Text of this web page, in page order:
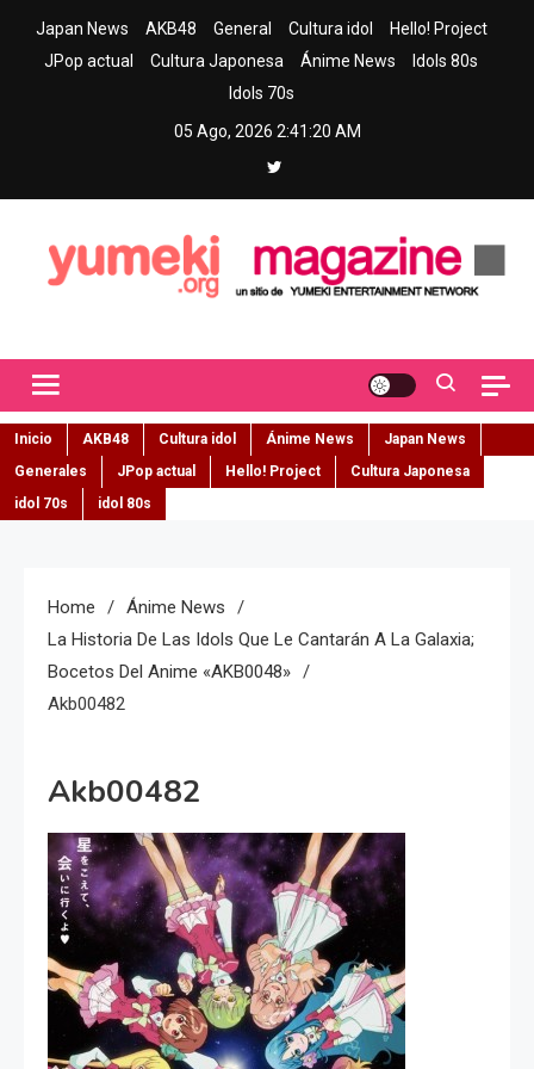
Japan News AKB48 General Cultura idol
Hello! Project
JPop actual
Cultura Japonesa Ánime News
Idols 80s
Idols 70s
05 Ago, 2026 2:41:21 AM
Inicio AKB48 Cultura idol Ánime News
Japan News
Generales
JPop actual Hello! Project
Cultura Japonesa
idol 70s
idol 80s
Home
Ánime News
La Historia De Las Idols Que Le Cantarán A La Galaxia;
Bocetos Del Anime «AKB0048»
Akb00482
Akb00482